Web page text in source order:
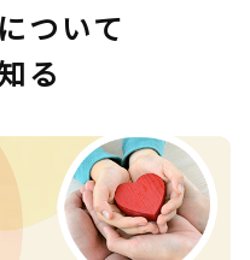
ついて
る